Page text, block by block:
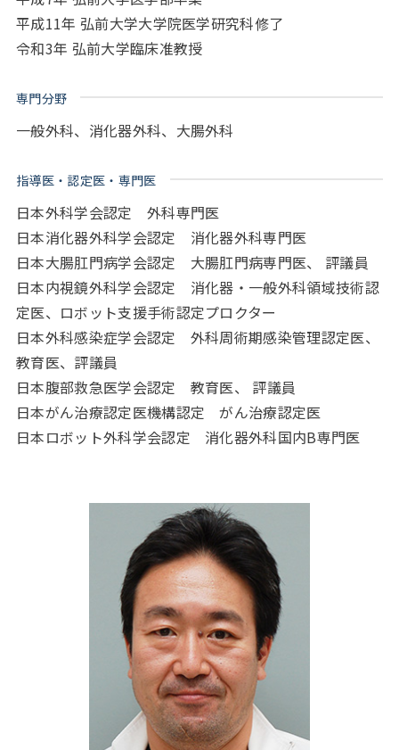
平成11年 弘前大学大学院医学研究科修了
令和3年 弘前大学臨床准教授
専門分野
一般外科、消化器外科、大腸外科
指導医・認定医・専門医
日本外科学会認定 外科専門医
日本消化器外科学会認定 消化器外科専門医
日本大腸肛門病学会認定 大腸肛門病専門医、 評議員
日本内視鏡外科学会認定 消化器・一般外科領域技術認
定医、ロボット支援手術認定プロクター
日本外科感染症学会認定 外科周術期感染管理認定医、
教育医、評議員
日本腹部救急医学会認定 教育医、 評議員
日本がん治療認定医機構認定 がん治療認定医
日本ロボット外科学会認定 消化器外科国内B専門医